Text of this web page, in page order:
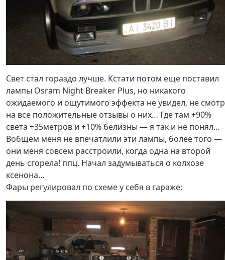
Свет стал гораздо лучше. Кстати потом еще поставил
лампы Osram Night Breaker Plus, но никакого
ожидаемого и ощутимого эффекта не увидел, не
на все положительные отзывы о них… Где там +90%
света +35метров и +10% белизны — я так и не понял…
Вобщем меня не впечатлили эти лампы, более того —
они меня совсем расстроили, когда одна на второй
день сгорела! ппц. Начал задумываться о колхозе
ксенона…
Фары регулировал по схеме у себя в гараже: